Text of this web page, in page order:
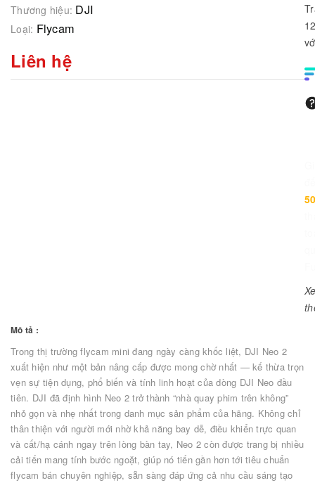
Thương hiệu: DJI
Loại: Flycam
Liên hệ
Mô tả :
Trong thị trường flycam mini đang ngày càng khốc liệt, DJI Neo 2
xuất hiện như một bản nâng cấp được mong chờ nhất — kế thừa trọn
vẹn sự tiện dụng, phổ biến và tính linh hoạt của dòng DJI Neo đầu
tiên. DJI đã định hình Neo 2 trở thành “nhà quay phim trên không”
nhỏ gọn và nhẹ nhất trong danh mục sản phẩm của hãng. Không chỉ
thân thiện với người mới nhờ khả năng bay dễ, điều khiển trực quan
và cất/hạ cánh ngay trên lòng bàn tay, Neo 2 còn được trang bị nhiều
cải tiến mang tính bước ngoặt, giúp nó tiến gần hơn tới tiêu chuẩn
flycam bán chuyên nghiệp, sẵn sàng đáp ứng cả nhu cầu sáng tạo